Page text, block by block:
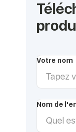
Votre nom
Nom de